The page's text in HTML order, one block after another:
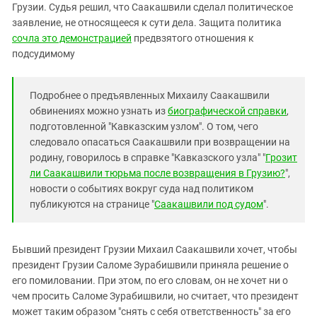
Грузии. Судья решил, что Саакашвили сделал политическое
заявление, не относящееся к сути дела. Защита политика
сочла это демонстрацией предвзятого отношения к
подсудимому
Подробнее о предъявленных Михаилу Саакашвили
обвинениях можно узнать избиографической справки,
подготовленной "Кавказским узлом". О том, чего
следовало опасаться Саакашвили при возвращении на
родину, говорилось в справке "Кавказского узла" "Грозит
ли Саакашвили тюрьма после возвращения в Грузию?",
новости о событиях вокруг суда над политиком
публикуются на странице "Саакашвили под судом".
Бывший президент Грузии Михаил Саакашвили хочет, чтобы
президент Грузии Саломе Зурабишвили приняла решение о
его помиловании. При этом, по его словам, он не хочет ни о
чем просить Саломе Зурабишвили, но считает, что президент
может таким образом "снять с себя ответственность" за его